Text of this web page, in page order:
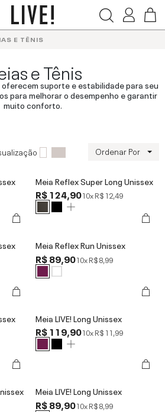
E TÊNIS
e Tênis
suporte e estabilidade para seu
para melhorar o desempenho e garantir
muito conforto.
Ordenar Por
Meia Reflex Super Long Unissex
R$ 124,9010xR$ 12,49
Meia Reflex Run Unissex
R$ 89,9010xR$ 8,99
Meia LIVE! Long Unissex
R$ 119,9010xR$ 11,99
Meia LIVE! Long Unissex
R$ 89,9010xR$ 8,99